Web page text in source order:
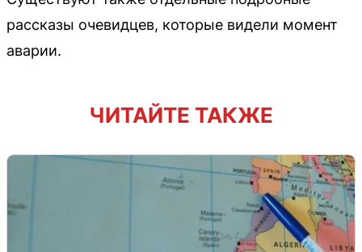
рассказы очевидцев, которые видели момент
аварии.
ЧИТАЙТЕ ТАКЖЕ